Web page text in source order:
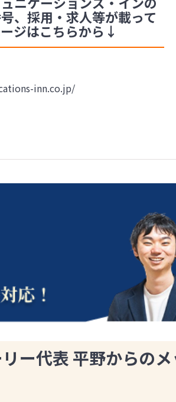
、採用・求人等が載って
ジはこちらから↓
inn.co.jp/
ー代表 平野からの